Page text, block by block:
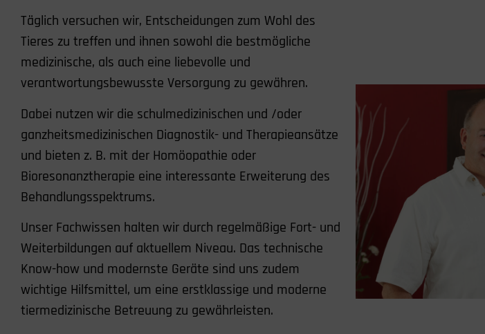
Täglich versuchen wir, Entscheidungen zum Wohl des
Tieres zu treffen und ihnen sowohl die bestmögliche
medizinische, als auch eine liebevolle und
verantwortungsbewusste Versorgung zu gewähren.
Dabei nutzen wir die schulmedizinischen und /oder
ganzheitsmedizinischen Diagnostik- und Therapieansätze
und bieten z. B. mit der Homöopathie oder
Bioresonanztherapie eine interessante Erweiterung des
Behandlungsspektrums.
Unser Fachwissen halten wir durch regelmäßige Fort- und
Weiterbildungen auf aktuellem Niveau. Das technische
Know-how und modernste Geräte sind uns zudem
wichtige Hilfsmittel, um eine erstklassige und moderne
tiermedizinische Betreuung zu gewährleisten.